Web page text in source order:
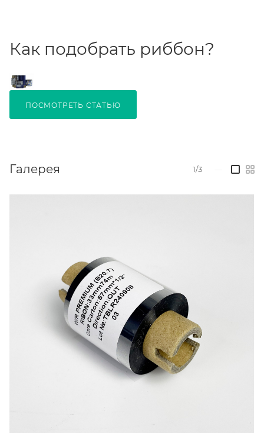
Как подобрать риббон?
ПОСМОТРЕТЬ СТАТЬЮ
Галерея 1/3